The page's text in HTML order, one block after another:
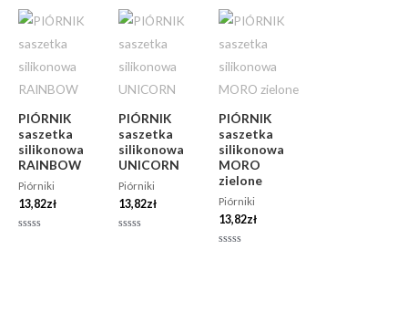
PIÓRNIK
saszetka
silikonowa
RAINBOW
Piórniki
13,82zł
PIÓRNIK
saszetka
silikonowa
UNICORN
Piórniki
13,82zł
PIÓRNIK
saszetka
silikonowa
MORO
zielone
Piórniki
13,82zł